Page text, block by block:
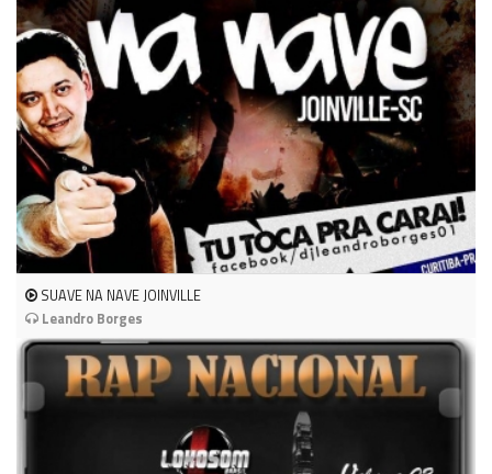
SUAVE NA NAVE JOINVILLE
Leandro Borges